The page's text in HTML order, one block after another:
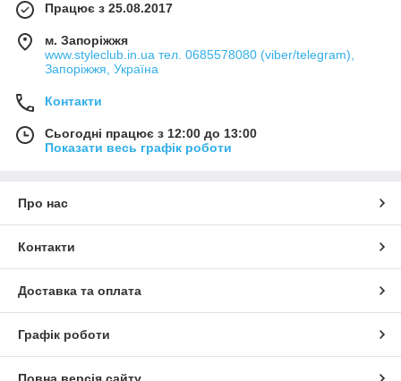
Працює з 25.08.2017
м. Запоріжжя
www.styleclub.in.ua тел. 0685578080 (viber/telegram),
Запоріжжя, Україна
Контакти
Сьогодні працює з 12:00 до 13:00
Показати весь графік роботи
Про нас
Контакти
Доставка та оплата
Графік роботи